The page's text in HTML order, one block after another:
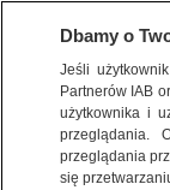
BIZNES
TURYSTYKA
Dbamy o
Jeśli
Partnerów IAB
użytkownika i
przeglądania.
przeglądania
się